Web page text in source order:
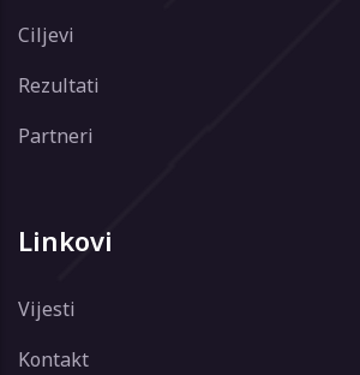
Ciljevi
Rezultati
Partneri
Linkovi
Vijesti
Kontakt